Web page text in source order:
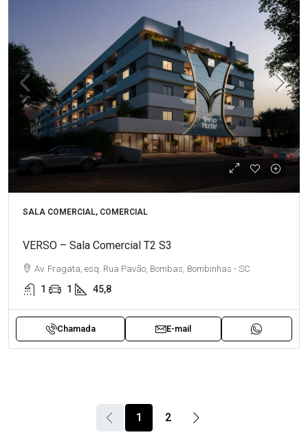
SALA COMERCIAL, COMERCIAL
VERSO – Sala Comercial T2 S3
Av. Fragata, esq. Rua Pavão, Bombas, Bombinhas - SC
1 1 45,8
Chamada E-mail
1 2